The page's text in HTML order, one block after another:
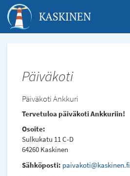
Hyppää
pääsisältöönKASKINEN
Päiväkoti
Päiväkoti Ankkuri
Tervetuloa päiväkoti Ankkuriin!
Osoite:
Sulkukatu 11 C-D
64260 Kaskinen
Sähköposti: paivakoti@kaskinen.fi